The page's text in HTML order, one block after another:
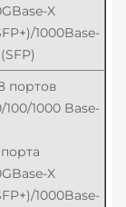
X
1000Base-
портов
100/1000 Base-
X
1000Base-